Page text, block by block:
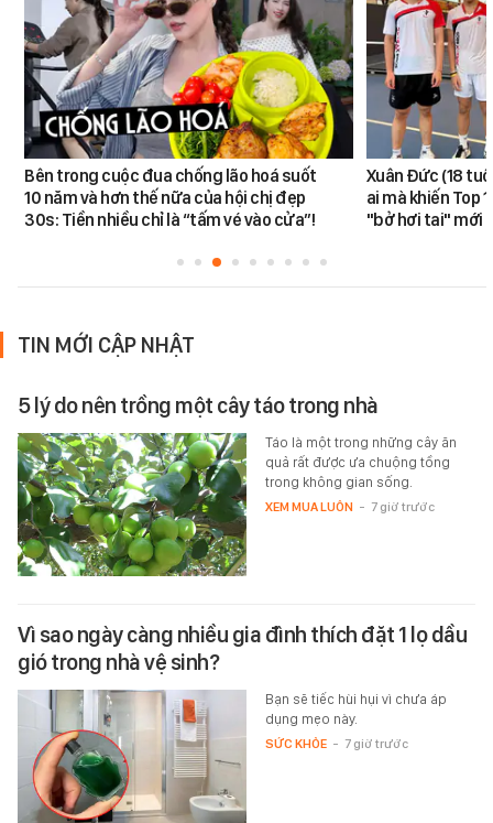
Bên trong cuộc đua chống lão hoá suốt
10 năm và hơn thế nữa của hội chị đẹp
30s: Tiền nhiều chỉ là “tấm vé vào cửa”!
Xuân Đức (18
ai mà khiến Top
"bở hơi tai" mới
TIN MỚI CẬP NHẬT
5 lý do nên trồng một cây táo trong nhà
Táo là một trong những cây ăn
quả rất được ưa chuộng tồng
trong không gian sống.
XEM MUA LUÔN - 7 giờ trước
Vì sao ngày càng nhiều gia đình thích đặt 1 lọ dầu
gió trong nhà vệ sinh?
Bạn sẽ tiếc hùi hụi vì chưa áp
dụng mẹo này.
SỨC KHỎE - 7 giờ trước